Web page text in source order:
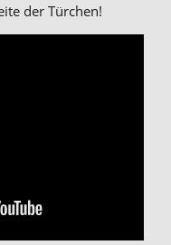
der Türchen!